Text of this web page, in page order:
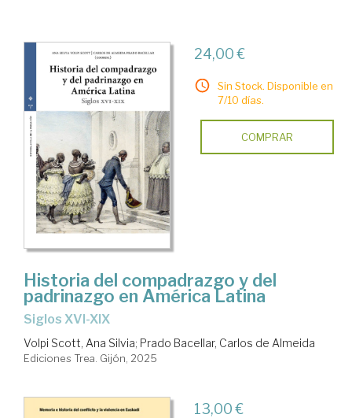
sociedad
como
sistema
social
>
Estratificación
social.
Diferenciación
social
24,00 €
Sin Stock. Disponible en
7/10 días.
COMPRAR
Historia del compadrazgo y del
padrinazgo en América Latina
Siglos XVI-XIX
Volpi Scott, Ana Silvia; Prado Bacellar, Carlos de Almeida
Ediciones Trea. Gijón, 2025
13,00 €